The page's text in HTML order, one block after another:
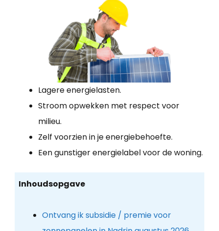
Lagere energielasten.
Stroom opwekken met respect voor
milieu.
Zelf voorzien in je energiebehoefte.
Een gunstiger energielabel voor de woning.
Inhoudsopgave
Ontvang ik subsidie / premie voor